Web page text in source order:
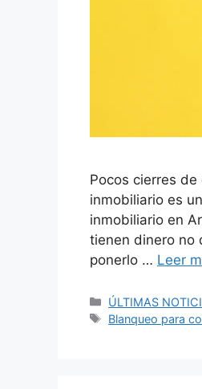
Pocos cierres
inmobiliario es
inmobiliario en
tienen dinero no
ponerlo … Leer
Categorías
ÚLTIMAS
Etiquetas
Blanqueo para